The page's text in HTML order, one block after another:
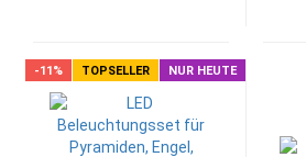
-11% TOPSELLER NUR HEUTE